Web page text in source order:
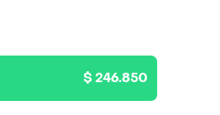
$ 246.850